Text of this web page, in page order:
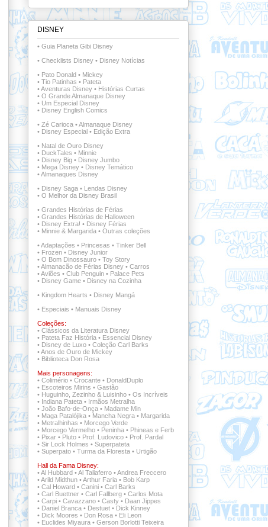
DISNEY
• Guia Planeta Gibi Disney
• Checklists Disney• Disney Notícias
• Pato Donald• Mickey
• Tio Patinhas • Pateta
• Aventuras Disney • Histórias Curtas
• O Grande Almanaque Disney
• Um Especial Disney
• Disney English Comics
• Zé Carioca •Almanaque Disney
• Disney Especial • Edição Extra
• Natal de Ouro Disney
• DuckTales • Minnie
• Disney Big • Disney Jumbo
• Mega Disney • Disney Temático
•Almanaques Disney
• Disney Saga• Lendas Disney
• O Melhor da Disney Brasil
• Grandes Histórias de Férias
• Grandes Histórias de Halloween
• Disney Extra! • Disney Férias
• Minnie & Margarida• Outras coleções
• Adaptações • Princesas • Tinker Bell
• Frozen• Disney Junior
• O Bom Dinossauro • Toy Story
•Almanacão de Férias Disney • Carros
• Aviões • Club Penguin• Palace Pets
• Disney Game• Disney na Cozinha
• Kingdom Hearts • Disney Mangá
• Especiais • Manuais Disney
Coleções:
• Clássicos da Literatura Disney
• Pateta Faz História• Essencial Disney
• Disney de Luxo• Coleção Carl Barks
•Anos de Ouro de Mickey
• Biblioteca Don Rosa
Mais personagens:
• Colimério• Crocante• DonaldDuplo
• Escoteiros Mirins • Gastão
• Huguinho, Zezinho & Luisinho• Os Incríveis
• Indiana Pateta • Irmãos Metralha
• João Bafo-de-Onça • Madame Min
• Maga Patalójika• Mancha Negra• Margarida
• Metralhinhas • Morcego Verde
• Morcego Vermelho • Peninha• Phineas e Ferb
• Pixar• Pluto• Prof. Ludovico • Prof. Pardal
• Sir Lock Holmes • Superpateta
• Superpato• Turma da Floresta• Urtigão
Hall da Fama Disney:
•Al Hubbard•Al Taliaferro•Andrea Freccero
•Arild Midthun•Arthur Faria• Bob Karp
• Cal Howard• Canini• Carl Barks
• Carl Buettner• Carl Fallberg • Carlos Mota
• Carpi • Cavazzano• Casty• Daan Jippes
• Daniel Branca• Destuet• Dick Kinney
• Dick Moores • Don Rosa• Eli Leon
• Euclides Miyaura • Gerson Borlotti Teixeira